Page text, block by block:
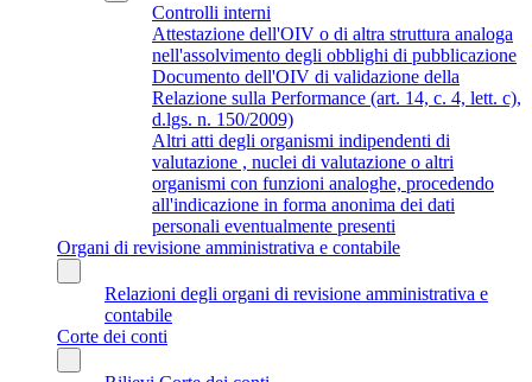
Controlli interni
Attestazione dell'OIV o di altra struttura analoga
nell'assolvimento degli obblighi di pubblicazione
Documento dell'OIV di validazione della
Relazione sulla Performance (art. 14, c. 4, lett. c),
d.lgs. n. 150/2009)
Altri atti degli organismi indipendenti di
valutazione , nuclei di valutazione o altri
organismi con funzioni analoghe, procedendo
all'indicazione in forma anonima dei dati
personali eventualmente presenti
Organi di revisione amministrativa e contabile
Relazioni degli organi di revisione amministrativa e
contabile
Corte dei conti